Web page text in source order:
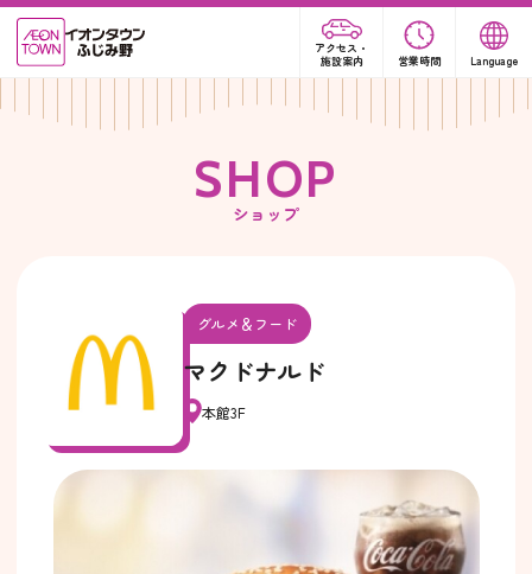
アクセス・
施設案内
営業時間 Language
SHOP
ショップ
グルメ＆フード
マクドナルド
本館3F